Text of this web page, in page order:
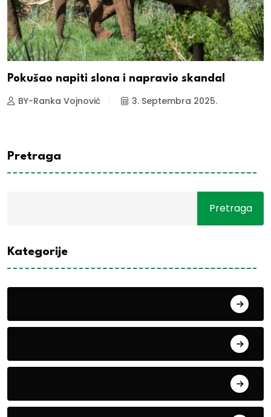
Pokušao napiti slona i napravio skandal
BY-Ranka Vojnović 3. Septembra 2025.
Pretraga
Pretraga
Kategorije